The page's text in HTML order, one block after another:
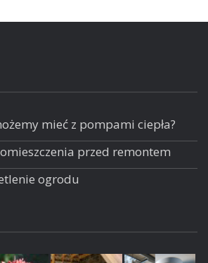
mieć z pompami ciepła?
przed remontem
ogrodu